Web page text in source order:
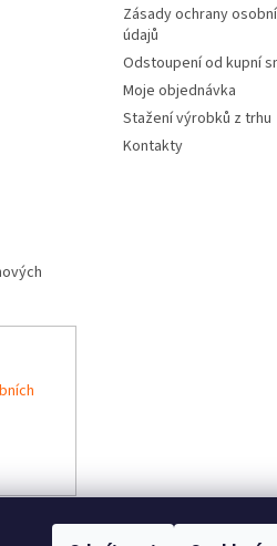
Zásady ochrany
údajů
Odstoupení od kupní
Moje objednávka
Stažení výrobků z trhu
Kontakty